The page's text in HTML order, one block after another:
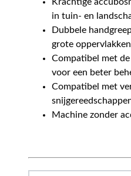
in tuin- en
Dubbele
grote
Compatibel met
voor een beter
Compatibel met
Machine zonder